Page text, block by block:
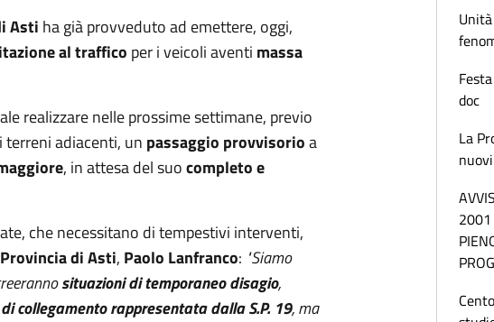
Asti ha già provveduto ad emettere, oggi,
al traffico per i veicoli aventi massa
realizzare nelle prossime settimane, previo
adiacenti, un passaggio provvisorioa
, in attesa del suocompleto e
che necessitano di tempestivi interventi,
di Asti, Paolo Lanfranco: "Siamo
situazioni di temporaneo disagio,
collegamento rappresentata dalla S.P. 19, ma
doc
La
2001